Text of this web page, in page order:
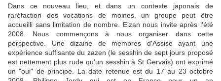
Dans ce nouveau lieu, et dans un contexte japonais de
raréfaction des vocations de moines, un groupe peut être
accueilli sans limitation de nombre. Eizan nous invite après l'été
2008. Nous commençons à nous organiser dans cette
perspective. Une dizaine de membres d'Assise ayant une
expérience suffisante du zazen (le sesshin de sept jours proposé
est nettement plus rude qu'un sesshin à St Gervais) ont exprimé
un "oui" de principe. La date retenue est du 17 au 23 octobre